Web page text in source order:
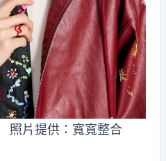
片提供：寬寬整合